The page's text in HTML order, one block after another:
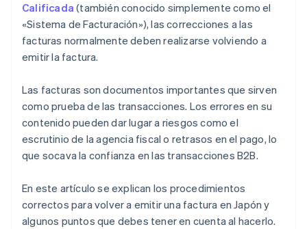
Calificada (también conocido simplemente como el
«Sistema de Facturación»), las correcciones a las
facturas normalmente deben realizarse volviendo a
emitir la factura.
Las facturas son documentos importantes que sirven
como prueba de las transacciones. Los errores en su
contenido pueden dar lugar a riesgos como el
escrutinio de la agencia fiscal o retrasos en el pago, lo
que socava la confianza en las transacciones B2B.
En este artículo se explican los procedimientos
correctos para volver a emitir una factura en Japón y
algunos puntos que debes tener en cuenta al hacerlo.